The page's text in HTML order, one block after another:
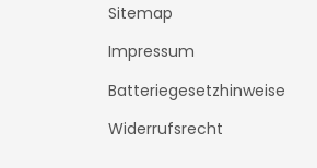
Sitemap
Impressum
Batteriegesetzhinweise
Widerrufsrecht